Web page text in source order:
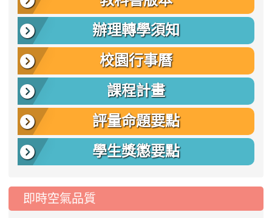
辦理轉學須知
校園行事曆
課程計畫
評量命題要點
學生獎懲要點
即時空氣品質